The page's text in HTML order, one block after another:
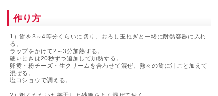
作り方
1）餅を3～4等分くらいに切り、おろし玉ねぎと一緒に耐熱容器に入れ
る。
ラップをかけて2～3分加熱する。
硬いときは20秒ずつ追加して加熱する。
卵黄・粉チーズ・生クリームを合わせて混ぜ、熱々の餅に汁ごと加えて
混ぜる。
塩コショウで調える。